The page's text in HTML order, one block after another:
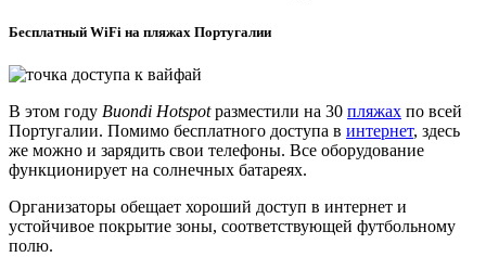
Бесплатный WiFi на пляжах Португалии
В этом году Buondi Hotspotразместили на 30 пляжах по всей
Португалии. Помимо бесплатного доступа в интернет, здесь
же можно и зарядить свои телефоны. Все оборудование
функционирует на солнечных батареях.
Организаторы обещает хороший доступ в интернет и
устойчивое покрытие зоны, соответствующей футбольному
полю.